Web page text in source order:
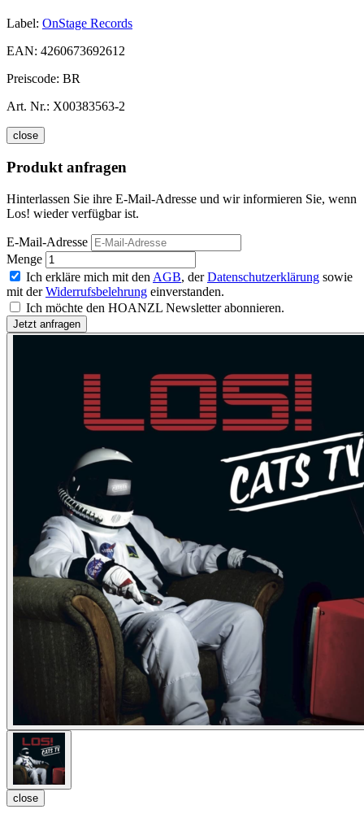
Label: OnStage Records
EAN: 4260673692612
Preiscode: BR
Art. Nr.: X00383563-2
close
Produkt anfragen
Hinterlassen Sie ihre E-Mail-Adresse und wir informieren Sie, wenn
Los! wieder verfügbar ist.
E-Mail-Adresse
Menge
Ich erkläre mich mit den AGB, derDatenschutzerklärung sowie
mit derWiderrufsbelehrung einverstanden.
Ich möchte den HOANZL Newsletter abonnieren.
close